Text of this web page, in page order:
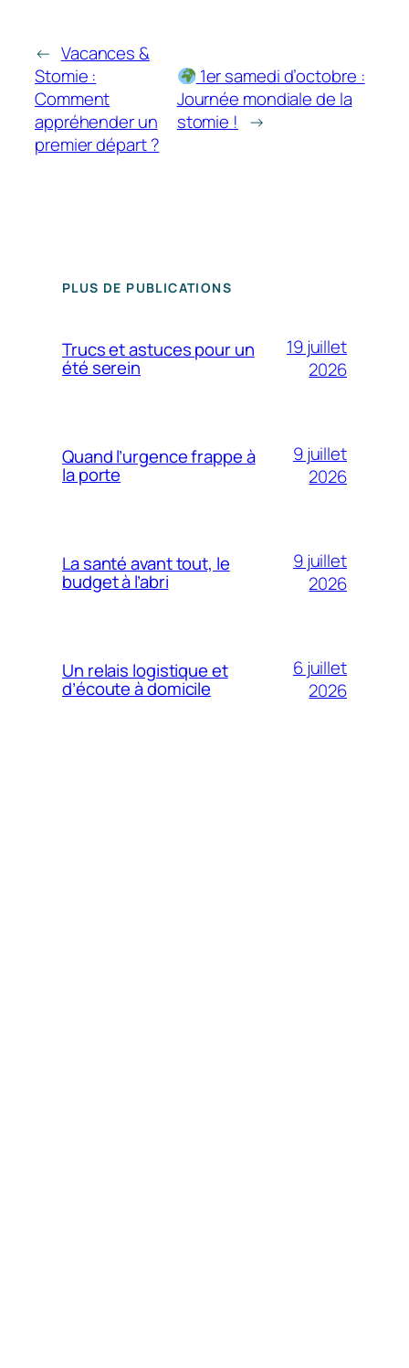
← Vacances &
Stomie :
Comment
appréhender un
premier départ ?
1er samedi d’octobre :
Journée mondiale de la
stomie ! →
PLUS DE PUBLICATIONS
Trucs et astuces pour un
été serein
19 juillet
2026
Quand l’urgence frappe à
la porte
9 juillet
2026
La santé avant tout, le
budget à l’abri
9 juillet
2026
Un relais logistique et
d’écoute à domicile
6 juillet
2026